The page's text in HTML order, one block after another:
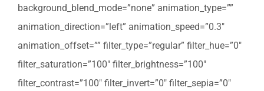
background_blend_mode=”none” animation_type=””
animation_direction=”left” animation_speed=”0.3″
animation_offset=”” filter_type=”regular” filter_hue=”0″
filter_saturation=”100″ filter_brightness=”100″
filter_contrast=”100″ filter_invert=”0″ filter_sepia=”0″